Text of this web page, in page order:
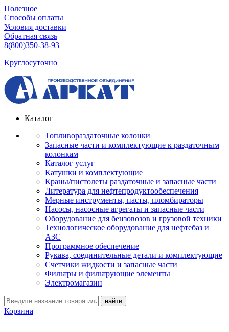
Полезное
Способы оплаты
Условия доставки
Обратная связь
8(800)350-38-93
Круглосуточно
Каталог
Топливораздаточные колонки
Запасные части и комплектующие к раздаточным
колонкам
Каталог услуг
Катушки и комплектующие
Краны/пистолеты раздаточные и запасные части
Литература для нефтепродуктообеспечения
Мерные инструменты, пасты, пломбираторы
Насосы, насосные агрегаты и запасные части
Оборудование для бензовозов и грузовой техники
Технологическое оборудование для нефтебаз и
АЗС
Программное обеспечение
Рукава, соединительные детали и комплектующие
Счетчики жидкости и запасные части
Фильтры и фильтрующие элементы
Электромагазин
Корзина